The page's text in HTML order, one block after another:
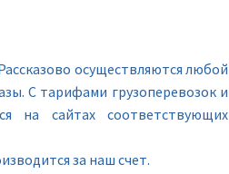
осуществляются любой
С тарифами грузоперевозок и
на сайтах соответствующих
за наш счет.